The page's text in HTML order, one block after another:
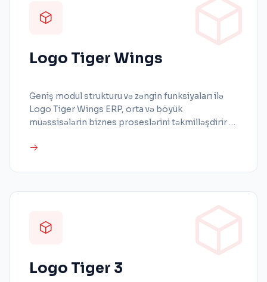
Logo Tiger Wings
Geniş modul strukturu və zəngin funksiyaları ilə
Logo Tiger Wings ERP, orta və böyük
müəssisələrin biznes proseslərini təkmilləşdirir və
istənilən yerdə davamlı səmərəliliyi dəstəkləyir.
Logo Tiger 3